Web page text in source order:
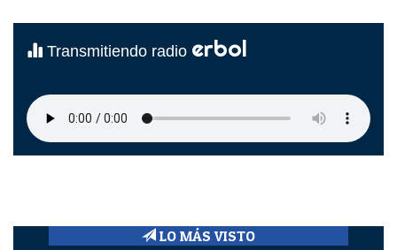
Transmitiendo radio erbol
LO MÁS VISTO